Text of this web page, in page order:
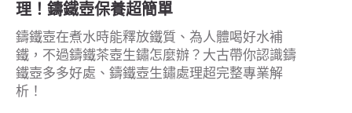
理！鑄鐵壺保養超簡單
鑄鐵壺在煮水時能釋放鐵質、為人體喝好水補
鐵，不過鑄鐵茶壺生鏽怎麼辦？大古帶你認識鑄
鐵壺多多好處、鑄鐵壺生鏽處理超完整專業解
析！